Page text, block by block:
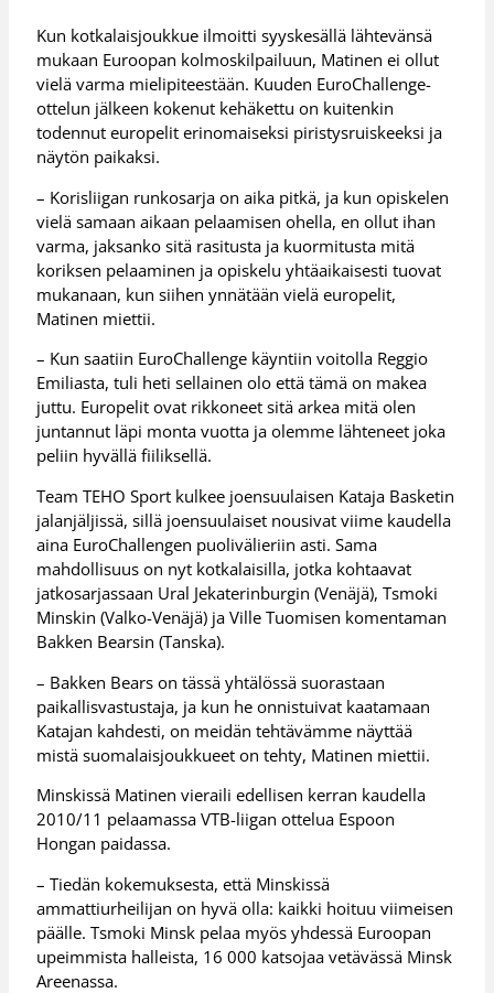
Kun kotkalaisjoukkue ilmoitti syyskesällä lähtevänsä
mukaan Euroopan kolmoskilpailuun, Matinen ei ollut
vielä varma mielipiteestään. Kuuden EuroChallenge-
ottelun jälkeen kokenut kehäkettu on kuitenkin
todennut europelit erinomaiseksi piristysruiskeeksi ja
näytön paikaksi.
– Korisliigan runkosarja on aika pitkä, ja kun opiskelen
vielä samaan aikaan pelaamisen ohella, en ollut ihan
varma, jaksanko sitä rasitusta ja kuormitusta mitä
koriksen pelaaminen ja opiskelu yhtäaikaisesti tuovat
mukanaan, kun siihen ynnätään vielä europelit,
Matinen miettii.
– Kun saatiin EuroChallenge käyntiin voitolla Reggio
Emiliasta, tuli heti sellainen olo että tämä on makea
juttu. Europelit ovat rikkoneet sitä arkea mitä olen
juntannut läpi monta vuotta ja olemme lähteneet joka
peliin hyvällä fiiliksellä.
Team TEHO Sport kulkee joensuulaisen Kataja Basketin
jalanjäljissä, sillä joensuulaiset nousivat viime kaudella
aina EuroChallengen puolivälieriin asti. Sama
mahdollisuus on nyt kotkalaisilla, jotka kohtaavat
jatkosarjassaan Ural Jekaterinburgin (Venäjä), Tsmoki
Minskin (Valko-Venäjä) ja Ville Tuomisen komentaman
Bakken Bearsin (Tanska).
– Bakken Bears on tässä yhtälössä suorastaan
paikallisvastustaja, ja kun he onnistuivat kaatamaan
Katajan kahdesti, on meidän tehtävämme näyttää
mistä suomalaisjoukkueet on tehty, Matinen miettii.
Minskissä Matinen vieraili edellisen kerran kaudella
2010/11 pelaamassa VTB-liigan ottelua Espoon
Hongan paidassa.
– Tiedän kokemuksesta, että Minskissä
ammattiurheilijan on hyvä olla: kaikki hoituu viimeisen
päälle. Tsmoki Minsk pelaa myös yhdessä Euroopan
upeimmista halleista, 16 000 katsojaa vetävässä Minsk
Areenassa.